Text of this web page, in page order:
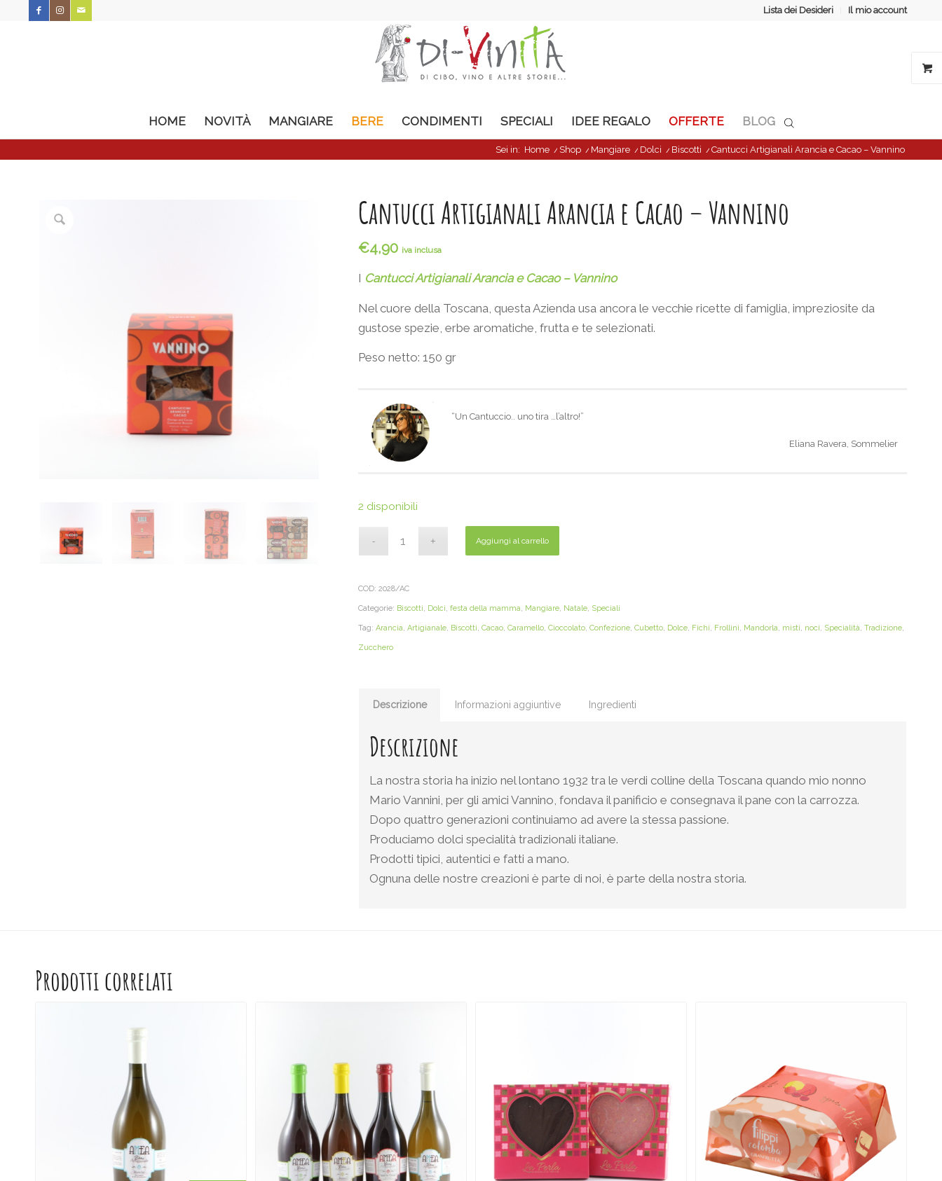
Lista dei Desideri Il mio account
HOME NOVITÀ MANGIARE BERE CONDIMENTI SPECIALI IDEE REGALO OFFERTE BLOG
Sei in: Home / Shop / Mangiare / Dolci / Biscotti / Cantucci Artigianali Arancia e Cacao – Vannino
Cantucci Artigianali Arancia e Cacao – Vannino
€4,90 iva inclusa
I Cantucci Artigianali Arancia e Cacao – Vannino
Nel cuore della Toscana, questa Azienda usa ancora le vecchie ricette di famiglia, impreziosite da
gustose spezie, erbe aromatiche, frutta e te selezionati.
Peso netto: 150 gr
“Un Cantuccio.. uno tira …l’altro!”
Eliana Ravera, Sommelier
2 disponibili
Aggiungi al carrello
COD: 2028/AC
Categorie: Biscotti Dolci festa della mamma Mangiare, Natale, Speciali
Tag: Arancia Artigianale, Biscotti Cacao, Caramello, Cioccolato, Confezione, Cubetto, Dolce, Fichi Frollini Mandorla misti noci Specialità Tradizione,
Zucchero
Descrizione Informazioni aggiuntive Ingredienti
Descrizione
La nostra storia ha inizio nel lontano 1932 tra le verdi colline della Toscana quando mio nonno
Mario Vannini, per gli amici Vannino, fondava il panificio e consegnava il pane con la carrozza.
Dopo quattro generazioni continuiamo ad avere la stessa passione.
Produciamo dolci specialità tradizionali italiane.
Prodotti tipici, autentici e fatti a mano.
Ognuna delle nostre creazioni è parte di noi, è parte della nostra storia.
Prodotti correlati